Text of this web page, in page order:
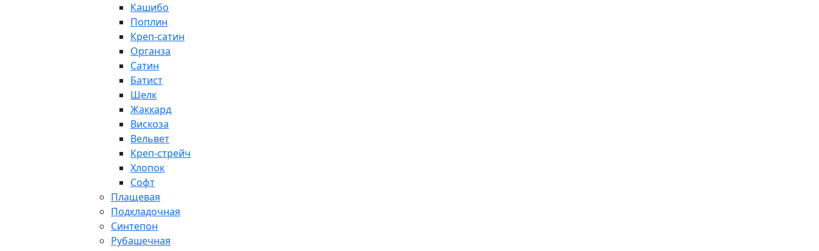
Кашибо
Поплин
Креп-сатин
Органза
Сатин
Батист
Шелк
Жаккард
Вискоза
Вельвет
Креп-стрейч
Хлопок
Софт
Плащевая
Подкладочная
Синтепон
Рубашечная